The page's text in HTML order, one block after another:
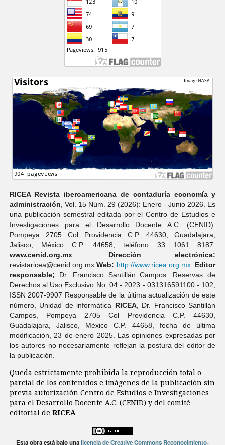
RICEA Revista iberoamericana de contaduría economí­a y
administración , Vol. 15 Núm. 29 (2026): Enero - Junio 2026. Es
una publicación semestral editada por el Centro de Estudios e
Investigaciones para el Desarrollo Docente A.C. (CENID).
Pompeya 2705 Col Providencia C.P. 44630, Guadalajara,
Jalisco, México C.P. 44658, teléfono 33 1061 8187.
www.cenid.org.mx. Dirección electrónica:
revistaricea@cenid.org.mxWeb: http://www.ricea.org.mx. Editor
responsable; Dr. Francisco Santillán Campos. Reservas de
Derechos al Uso Exclusivo No: 04 - 2023 - 031316591100 - 102,
ISSN 2007-9907 Responsable de la última actualización de este
número, Unidad de informática RICEA, Dr. Francisco Santillán
Campos, Pompeya 2705 Col Providencia C.P. 44630,
Guadalajara, Jalisco, México C.P. 44658, fecha de última
modificación, 23 de enero 2025. Las opiniones expresadas por
los autores no necesariamente reflejan la postura del editor de
la publicación.
Queda estrictamente prohibida la reproducción total o
parcial de los contenidos e imágenes de la publicación sin
previa autorización Centro de Estudios e Investigaciones
para el Desarrollo Docente A.C. (CENID) y del comité
editorial de RICEA
Esta obra está bajo unalicencia de Creative Commons Reconocimiento-